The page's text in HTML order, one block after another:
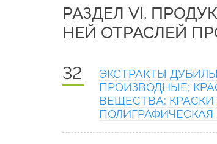
РАЗДЕЛ VI.
НЕЙ ОТРАСЛЕЙ
32
ЭКСТРАКТЫ
ПРОИЗВОДНЫЕ;
ВЕЩЕСТВА;
ПОЛИГРАФИЧЕСКАЯ